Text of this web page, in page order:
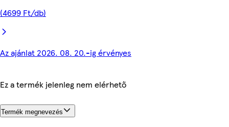
(4699 Ft/db)
Az ajánlat 2026. 08. 20.-ig érvényes
Ez a termék jelenleg nem elérhető
Termék megnevezés